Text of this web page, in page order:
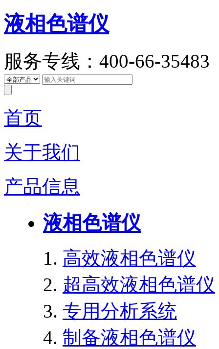
液相色谱仪
服务专线：400-66-35483
首页
关于我们
产品信息
液相色谱仪
高效液相色谱仪
超高效液相色谱仪
专用分析系统
制备液相色谱仪